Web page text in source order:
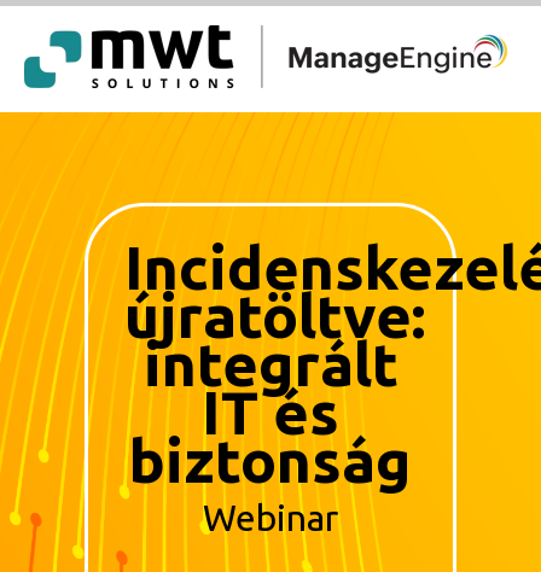
újratöltve:
integrált
IT és
biztonság
Webinar